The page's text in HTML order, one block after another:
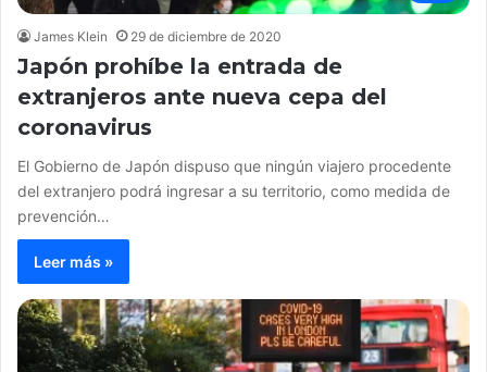
James Klein 29 de diciembre de 2020
Japón prohíbe la entrada de
extranjeros ante nueva cepa del
coronavirus
El Gobierno de Japón dispuso que ningún viajero procedente
del extranjero podrá ingresar a su territorio, como medida de
prevención…
Leer más »